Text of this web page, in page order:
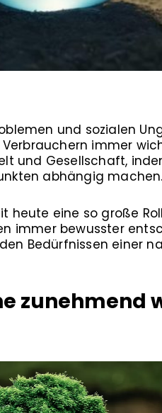
und sozialen
immer
und Gesellschaft,
abhängig machen.
eine so große
immer bewusster
Bedürfnissen einer
zunehmend